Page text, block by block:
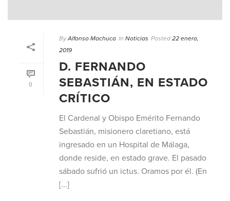
0
By Alfonso Machuca In Noticias Posted 22 enero,
2019
D. FERNANDO
SEBASTIÁN, EN ESTADO
CRÍTICO
El Cardenal y Obispo Emérito Fernando
Sebastián, misionero claretiano, está
ingresado en un Hospital de Málaga,
donde reside, en estado grave. El pasado
sábado sufrió un ictus. Oramos por él. (En
[...]